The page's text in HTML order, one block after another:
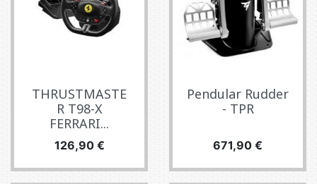
THRUSTMASTE
R T98-X
FERRARI...
Cena
126,90 €
Pendular Rudder
- TPR
Cena
671,90 €